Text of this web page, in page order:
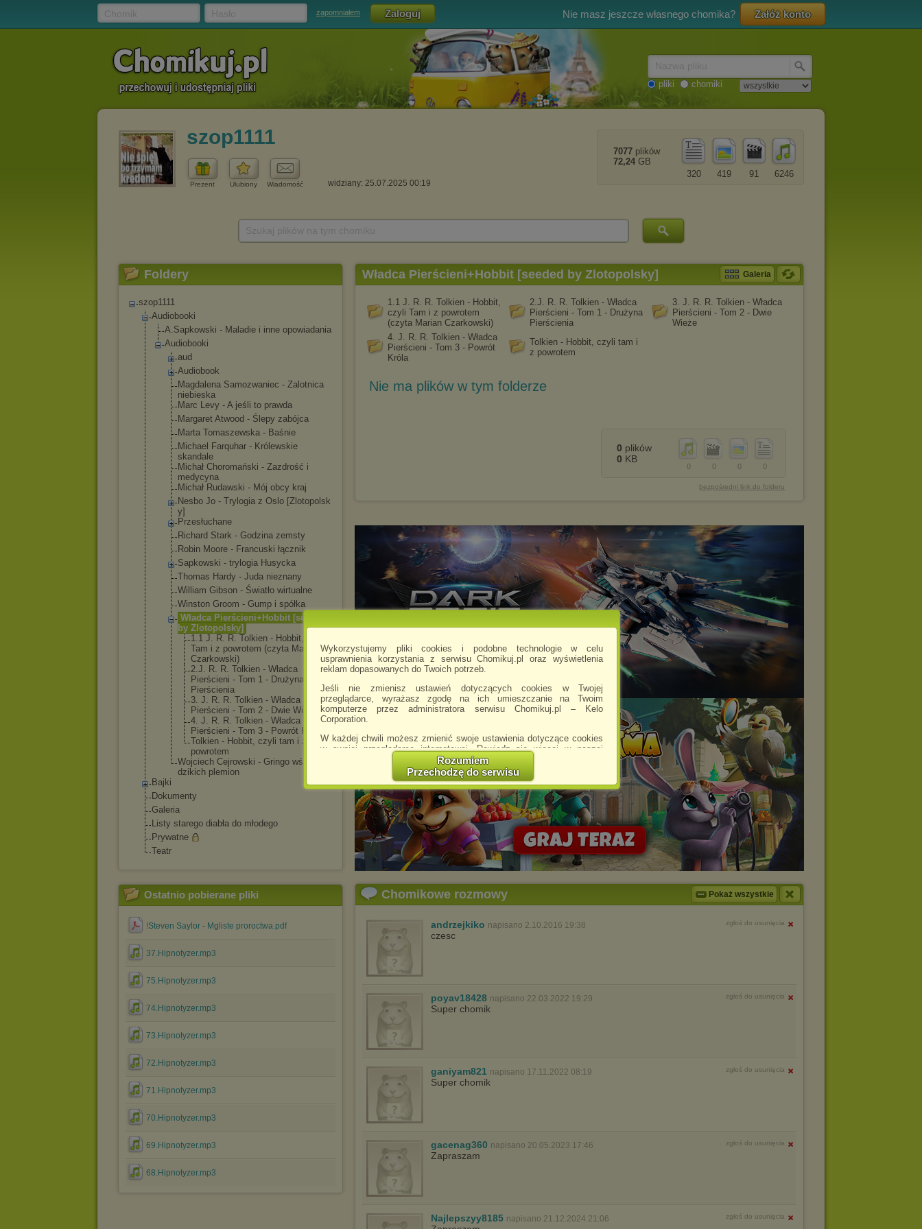
Wykorzystujemy pliki cookies i podobne technologie w celu
usprawnienia korzystania z serwisu Chomikuj.pl oraz wyświetlenia
reklam dopasowanych do Twoich potrzeb.
Jeśli nie zmienisz ustawień dotyczących cookies w Twojej
przeglądarce, wyrażasz zgodę na ich umieszczanie na Twoim
komputerze przez administratora serwisu Chomikuj.pl – Kelo
Corporation.
W każdej chwili możesz zmienić swoje ustawienia dotyczące cookies
w swojej przeglądarce internetowej. Dowiedz się więcej w naszej
http://chomikuj.pl/PolitykaPrywatnosci.aspx
Jednocześnie informujemy że zmiana ustawień przeglądarki może
spowodować ograniczenie korzystania ze strony Chomikuj.pl.
W przypadku braku twojej zgody na akceptację cookies niestety
prosimy o opuszczenie serwisu chomikuj.pl.
Wykorzystanie plików cookies
przezZaufanych Partnerów
(dostosowanie reklam do Twoich potrzeb, analiza skuteczności działań
marketingowych).
będzie dopasowana do Twoich preferencji, a będzie to reklama
wyświetlona przypadkowo.
sposób uniemożliwiający przechowywanie plików cookies na
urządzeniu końcowym. Można również usunąć pliki cookies,
dokonując odpowiednich zmian w ustawieniach przeglądarki
Pełną informację na ten temat znajdziesz pod adresem
Rozumiem
Przechodzę do serwisu
zapomniałem Nie masz jeszcze własnego chomika? Załóż konto
pliki chomiki
szop1111
Prezent Ulubiony Wiadomość widziany: 25.07.2025 00:19
6246
91
419
320
7077 plików
72,24 GB
Foldery
szop1111
Audiobooki
A.Sapkowski - Maladie i inne opowiadania
Audiobooki
aud
Audiobook
Magdalena Samozwaniec - Zalotnica
niebieska
Marc Levy - A jeśli to prawda
Margaret Atwood - Ślepy zabójca
Marta Tomaszewska - Baśnie
Michael Farquhar - Królewskie
skandale
Michał Choromański - Zazdrość i
medycyna
Michał Rudawski - Mój obcy kraj
Nesbo Jo - Trylogia z Oslo [Zlotopolsk
y]
Przesłuchane
Richard Stark - Godzina zemsty
Robin Moore - Francuski łącznik
Sapkowski - trylogia Husycka
Thomas Hardy - Juda nieznany
William Gibson - Światło wirtualne
Winston Groom - Gump i spółka
Władca Pierścieni+ Hobbit [seeded
by Zlotopolsky]
1.1 J. R. R. Tolkien - Hobbit, czyli
Tam i z powrotem (czyta Marian
Czarkows ki)
2.J. R. R. Tolkien - Władca
Pierścieni - Tom 1 - Drużyna
Pierścienia
3. J. R. R. Tolkien - Władca
Pierścieni - Tom 2 - Dwie Wieże
4. J. R. R. Tolkien - Władca
Pierścieni - Tom 3 - Powrót Króla
Tolkien - Hobbit, czyli tam i z
powrotem
Wojciech Cejrowski - Gringo wśród
dzikich plemion
Bajki
Dokumenty
Galeria
Listy starego diabła do młodego
Prywatne
Teatr
Ostatnio pobierane pliki
!Steven Saylor - Mgliste proroctwa.pdf
37.Hipnotyzer.mp3
75.Hipnotyzer.mp3
74.Hipnotyzer.mp3
73.Hipnotyzer.mp3
72.Hipnotyzer.mp3
71.Hipnotyzer.mp3
70.Hipnotyzer.mp3
69.Hipnotyzer.mp3
68.Hipnotyzer.mp3
Władca Pierścieni+Hobbit [seeded by Zlotopolsky] Galeria
1.1 J. R. R. Tolkien - Hobbit,
czyli Tam i z powrotem
(czyta Marian Czarkowski)
2.J. R. R. Tolkien - Władca
Pierścieni - Tom 1 - Drużyna
Pierścienia
3. J. R. R. Tolkien - Władca
Pierścieni - Tom 2 - Dwie
Wieże
4. J. R. R. Tolkien - Władca
Pierścieni - Tom 3 - Powrót
Króla
Tolkien - Hobbit, czyli tam i
z powrotem
Nie ma plików w tym folderze
0
0
0
0
0 plików
0 KB
bezpośredni link do folderu
Chomikowe rozmowy Pokaż wszystkie
andrzejkiko napisano 2.10.2016 19:38 zgłoś do usunięcia
czesc
poyav18428 napisano 22.03.2022 19:29 zgłoś do usunięcia
Super chomik
ganiyam821 napisano 17.11.2022 08:19 zgłoś do usunięcia
Super chomik
gacenag360 napisano 20.05.2023 17:46 zgłoś do usunięcia
Zapraszam
Najlepszyy8185 napisano 21.12.2024 21:06 zgłoś do usunięcia